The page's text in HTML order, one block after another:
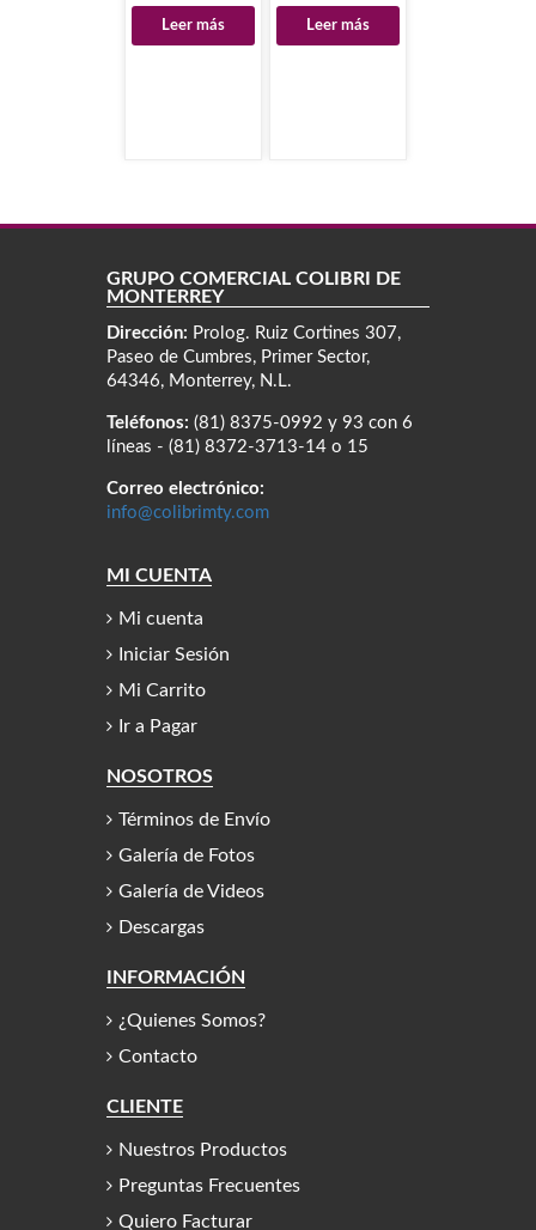
Leer más Leer más
GRUPO COMERCIAL COLIBRÍ DE
MONTERREY
Dirección: Prolog. Ruiz Cortines 307,
Paseo de Cumbres, Primer Sector,
64346, Monterrey, N.L.
Teléfonos: (81) 8375-0992 y 93 con 6
líneas - (81) 8372-3713-14 o 15
Correo electrónico:
info@colibrimty.com
MI CUENTA
Mi cuenta
Iniciar Sesión
Mi Carrito
Ir a Pagar
NOSOTROS
Términos de Envío
Galería de Fotos
Galería de Videos
Descargas
INFORMACIÓN
¿Quienes Somos?
Contacto
CLIENTE
Nuestros Productos
Preguntas Frecuentes
Quiero Facturar